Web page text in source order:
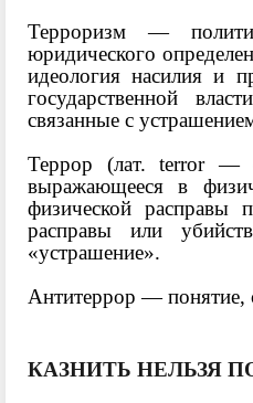
Терроризм —
юридического
идеология насилия и
государственной
связанные с
Террор (лат. terror —
выражающееся в
физической расправы
расправы или
«устрашение».
Антитеррор — понятие,
КАЗНИТЬ НЕЛЬЗЯ